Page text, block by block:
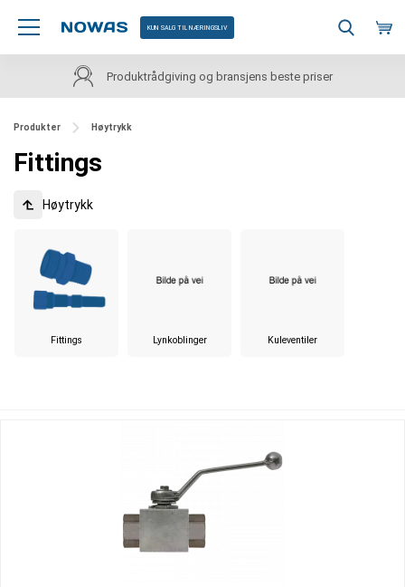
KUN SALG TIL NÆRINGSLIV
Kundeservice på norsk
Produkter Høytrykk
Fittings
Høytrykk
Fittings Lynkoblinger Kuleventiler